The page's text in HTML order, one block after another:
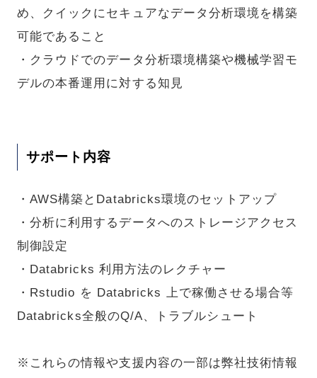
め、クイックにセキュアなデータ分析環境を構築
可能であること
・クラウドでのデータ分析環境構築や機械学習モ
デルの本番運用に対する知見
サポート内容
・AWS構築とDatabricks環境のセットアップ
・分析に利用するデータへのストレージアクセス
制御設定
・Databricks 利用方法のレクチャー
・Rstudio を Databricks 上で稼働させる場合等
Databricks全般のQ/A、トラブルシュート
※これらの情報や支援内容の一部は弊社技術情報